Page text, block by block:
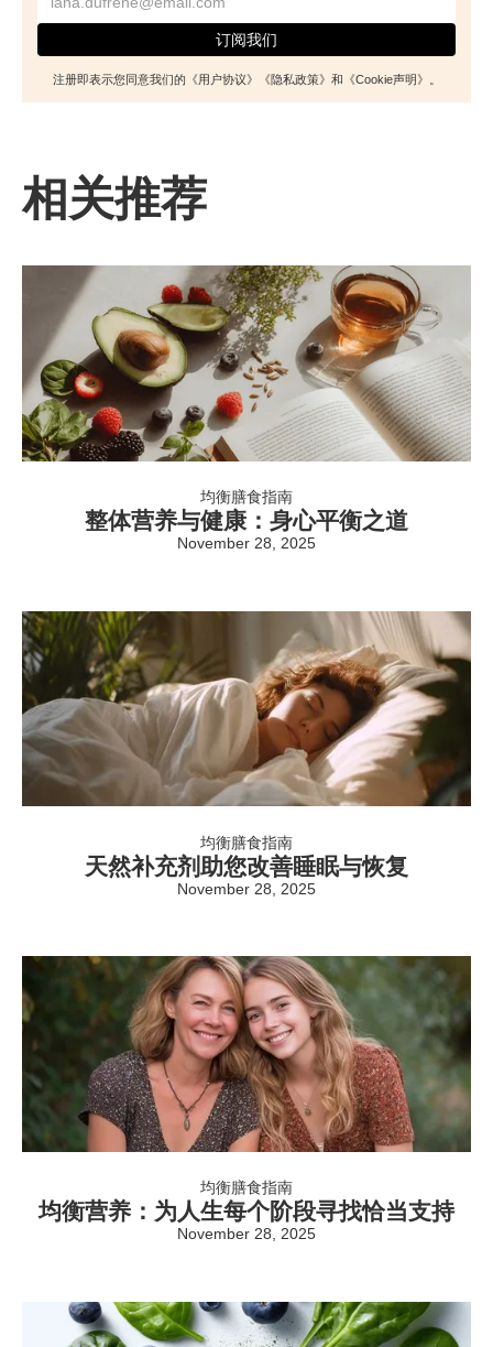
注册即表示您同意我们的《用户协议》《隐私政策》和《Cookie声明》。
相关推荐
均衡膳食指南
整体营养与健康：身心平衡之道
November 28, 2025
均衡膳食指南
天然补充剂助您改善睡眠与恢复
November 28, 2025
均衡膳食指南
均衡营养：为人生每个阶段寻找恰当支持
November 28, 2025